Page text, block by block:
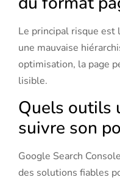
Le principal risque est
une mauvaise
optimisation, la page
lisible.
Quels outils
suivre son
Google Search
des solutions fiables